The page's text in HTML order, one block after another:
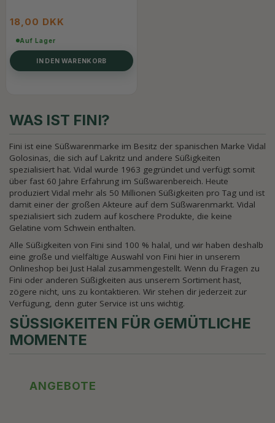
18,00 DKK
Auf Lager
IN DEN WARENKORB
WAS IST FINI?
Fini ist eine Süßwarenmarke im Besitz der spanischen Marke Vidal
Golosinas, die sich auf Lakritz und andere Süßigkeiten
spezialisiert hat. Vidal wurde 1963 gegründet und verfügt somit
über fast 60 Jahre Erfahrung im Süßwarenbereich. Heute
produziert Vidal mehr als 50 Millionen Süßigkeiten pro Tag und ist
damit einer der großen Akteure auf dem Süßwarenmarkt. Vidal
spezialisiert sich zudem auf koschere Produkte, die keine
Gelatine vom Schwein enthalten.
Alle Süßigkeiten von Fini sind 100 % halal, und wir haben deshalb
eine große und vielfältige Auswahl von Fini hier in unserem
Onlineshop bei Just Halal zusammengestellt. Wenn du Fragen zu
Fini oder anderen Süßigkeiten aus unserem Sortiment hast,
zögere nicht, uns zu kontaktieren. Wir stehen dir jederzeit zur
Verfügung, denn guter Service ist uns wichtig.
SÜSSIGKEITEN FÜR GEMÜTLICHE M
OMENTE
ANGEBOTE